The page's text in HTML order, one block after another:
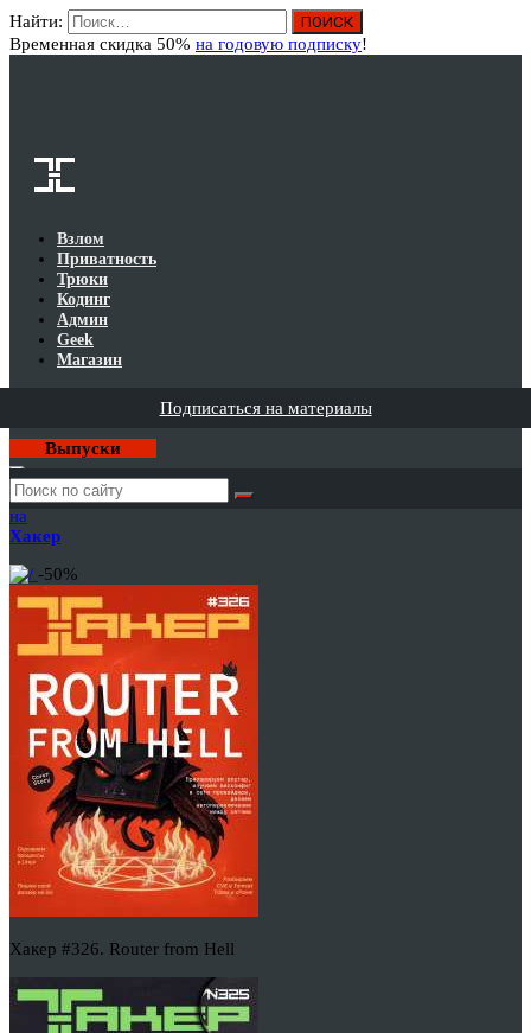
Найти:
Временная скидка 50% на годовую подписку!
Взлом
Приватность
Трюки
Кодинг
Админ
Geek
Магазин
Подписаться на материалы
Выпуски
Годовая
подписка
на
Хакер
-50%
Хакер #326. Router from Hell